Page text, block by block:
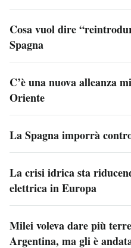
Cosa vuol dire
Spagna
C’è una nuova alleanza
Oriente
La Spagna imporrà
La crisi idrica sta
elettrica in Europa
Milei voleva dare più
Argentina, ma gli è